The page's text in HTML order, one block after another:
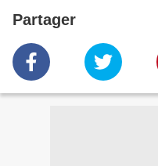
Partager